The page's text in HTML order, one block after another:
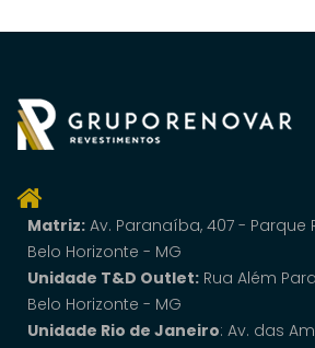
Matriz: Av. Paranaí­ba, 407 - Parque
Belo Horizonte - MG
Unidade T&D Outlet: Rua Além
Belo Horizonte - MG
Unidade Rio de Janeiro: Av. das